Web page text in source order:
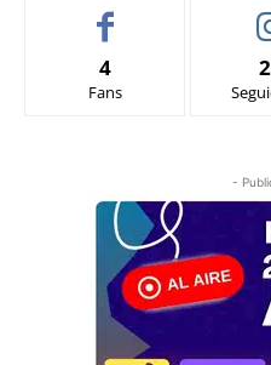
4
Fans
-